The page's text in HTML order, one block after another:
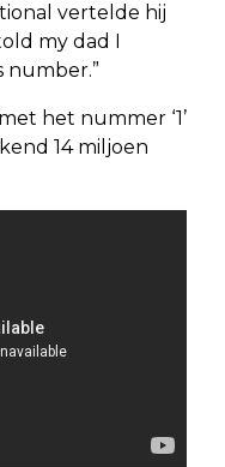
vertelde hij
my dad I
met het nummer ‘1’
14 miljoen